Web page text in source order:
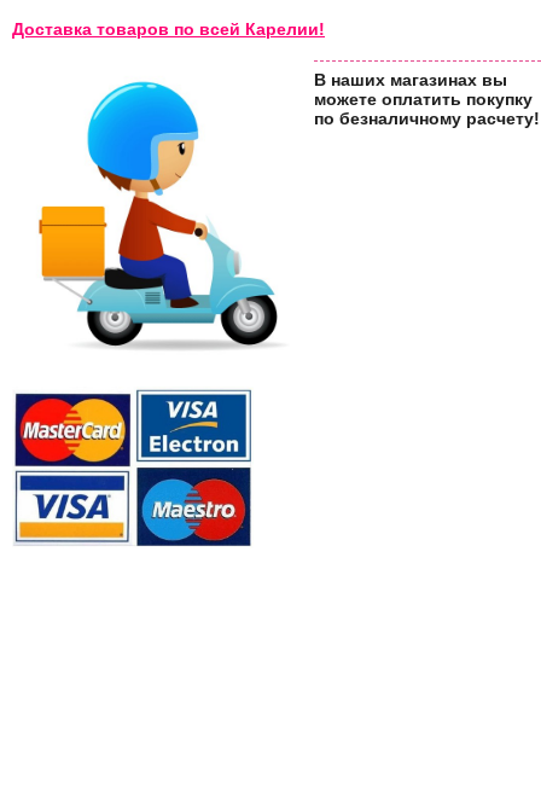
Доставка товаров по всей Карелии!
В наших магазинах вы
можете оплатить покупку
по безналичному расчету!